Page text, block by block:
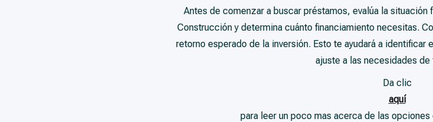
Antes de comenzar a buscar préstamos, evalúa la
Construcción y determina cuánto financiamiento necesitas.
retorno esperado de la inversión. Esto te ayudará a
ajuste a las necesidades de
Da clic
aquí
para leer un poco mas acerca de las